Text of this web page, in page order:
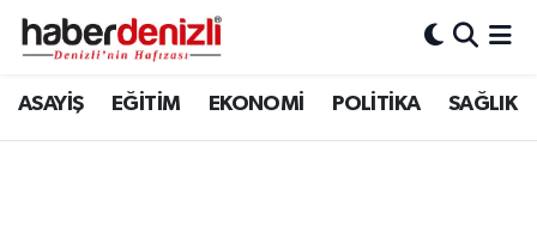
ASAYİŞ EĞİTİM EKONOMİ POLİTİKA SAĞLIK
Denizli Nöbetçi Eczaneler